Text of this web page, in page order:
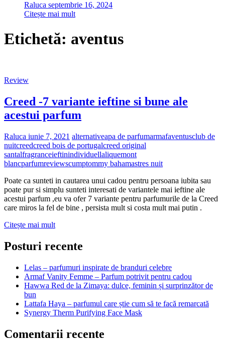
Raluca septembrie 16, 2024
Citește mai mult
Etichetă: aventus
Review
Creed -7 variante ieftine si bune ale
acestui parfum
Raluca iunie 7, 2021 alternativeapa de parfumarmafaventusclub de
nuitcreedcreed bois de portugalcreed original
santalfragranceieftinindividuellaliquemont
blancparfumreviewscumptommy bahamastres nuit
Poate ca sunteti in cautarea unui cadou pentru persoana iubita sau
poate pur si simplu sunteti interesati de variantele mai ieftine ale
acestui parfum ,eu va ofer 7 variante pentru parfumurile de la Creed
care miros la fel de bine , persista mult si costa mult mai putin .
Citește mai multCreed
variante
ieftine
bune
ale
acestui
Posturi recente
Lelas – parfumuri inspirate de branduri celebre
Armaf Vanity Femme – Parfum potrivit pentru cadou
Hawwa Red de la Zimaya: dulce, feminin și surprinzător de
bun
Lattafa Haya – parfumul care știe cum să te facă remarcată
Synergy Therm Purifying Face Mask
Comentarii recente